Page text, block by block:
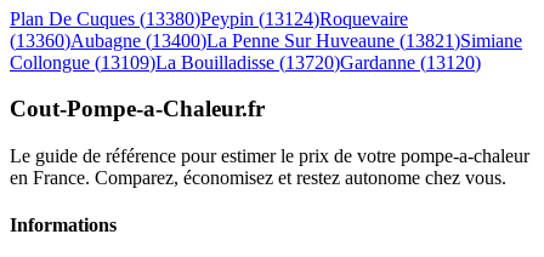
Plan De Cuques (13380)Peypin (13124)Roquevaire
(13360)Aubagne (13400)La Penne Sur Huveaune (13821)Simiane
Collongue (13109)La Bouilladisse (13720)Gardanne (13120)
Cout-Pompe-a-Chaleur.fr
Le guide de référence pour estimer le prix de votre pompe-a-chaleur
en France. Comparez, économisez et restez autonome chez vous.
Informations